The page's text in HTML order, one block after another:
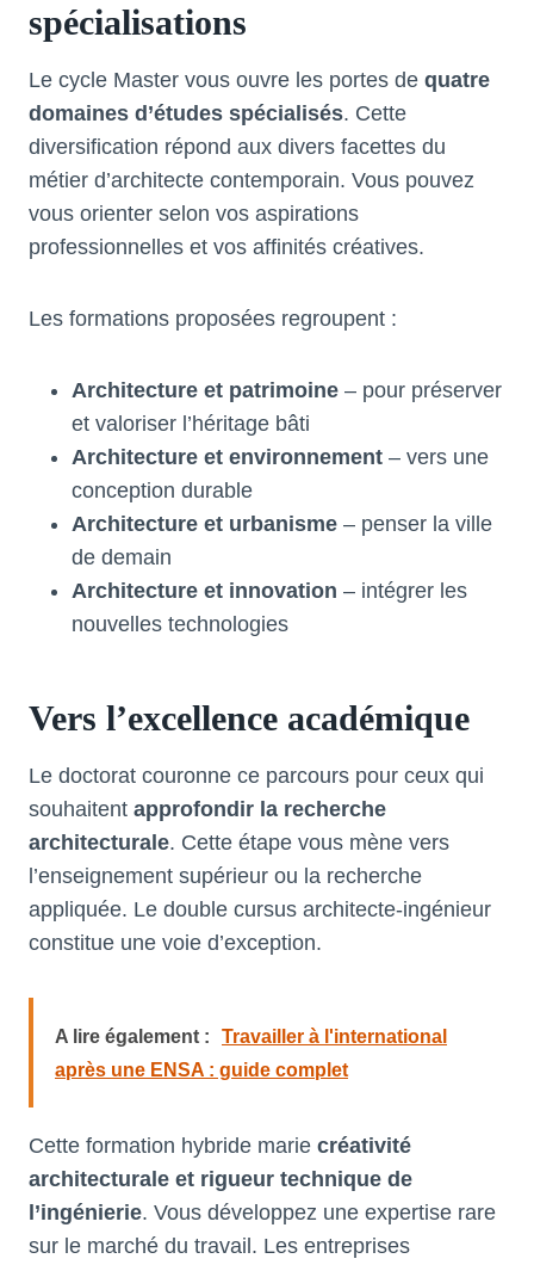
spécialisations
Le cycle Master vous ouvre les portes de quatre
domaines d’études spécialisés. Cette
diversification répond aux divers facettes du
métier d’architecte contemporain. Vous pouvez
vous orienter selon vos aspirations
professionnelles et vos affinités créatives.
Les formations proposées regroupent :
Architecture et patrimoine – pour préserver
et valoriser l’héritage bâti
Architecture et environnement – vers une
conception durable
Architecture et urbanisme – penser la ville
de demain
Architecture et innovation – intégrer les
nouvelles technologies
Vers l’excellence académique
Le doctorat couronne ce parcours pour ceux qui
souhaitent approfondir la recherche
architecturale. Cette étape vous mène vers
l’enseignement supérieur ou la recherche
appliquée. Le double cursus architecte-ingénieur
constitue une voie d’exception.
A lire également :
Travailler à l'international
après une ENSA : guide complet
Cette formation hybride marie créativité
architecturale et rigueur technique de
l’ingénierie. Vous développez une expertise rare
sur le marché du travail. Les entreprises